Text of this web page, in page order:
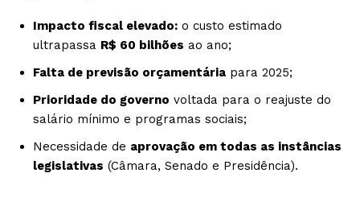
Impacto fiscal elevado: o custo estimado
ultrapassa R$ 60 bilhões ao ano;
Falta de previsão orçamentária para 2025;
Prioridade do governo voltada para o reajuste do
salário mínimo e programas sociais;
Necessidade de aprovação em todas as instâncias
legislativas (Câmara, Senado e Presidência).